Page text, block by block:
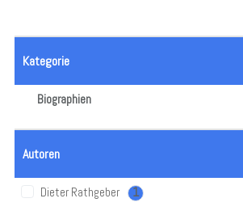
Kategorie
Biographien
Autoren
Dieter Rathgeber 1